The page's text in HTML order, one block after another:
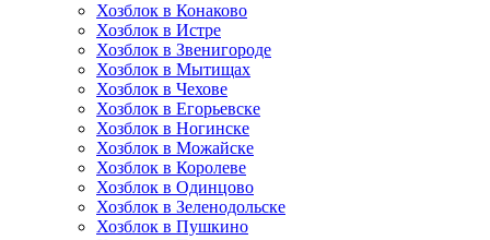
Хозблок в Конаково
Хозблок в Истре
Хозблок в Звенигороде
Хозблок в Мытищах
Хозблок в Чехове
Хозблок в Егорьевске
Хозблок в Ногинске
Хозблок в Можайске
Хозблок в Королеве
Хозблок в Одинцово
Хозблок в Зеленодольске
Хозблок в Пушкино